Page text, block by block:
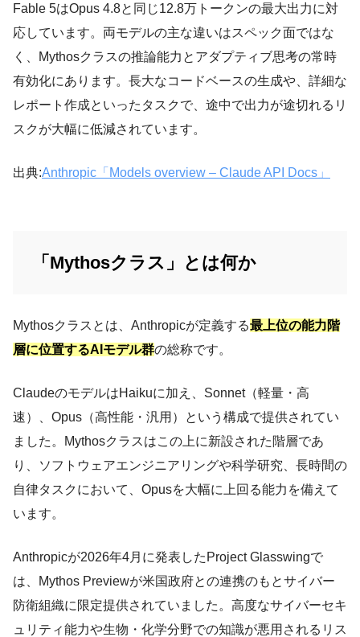
Fable 5はOpus 4.8と同じ12.8万トークンの最大出力に対
応しています。両モデルの主な違いはスペック面ではな
く、Mythosクラスの推論能力とアダプティブ思考の常時
有効化にあります。長大なコードベースの生成や、詳細な
レポート作成といったタスクで、途中で出力が途切れるリ
スクが大幅に低減されています。
出典:Anthropic「Models overview – Claude API Docs」
「Mythosクラス」とは何か
Mythosクラスとは、Anthropicが定義する最上位の能力階
層に位置するAIモデル群の総称です。
ClaudeのモデルはHaikuに加え、Sonnet（軽量・高
速）、Opus（高性能・汎用）という構成で提供されてい
ました。Mythosクラスはこの上に新設された階層であ
り、ソフトウェアエンジニアリングや科学研究、長時間の
自律タスクにおいて、Opusを大幅に上回る能力を備えて
います。
Anthropicが2026年4月に発表したProject Glasswingで
は、Mythos Previewが米国政府との連携のもとサイバー
防衛組織に限定提供されていました。高度なサイバーセキ
ュリティ能力や生物・化学分野での知識が悪用されるリス